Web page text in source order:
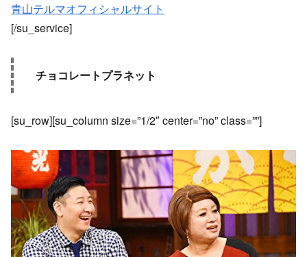
青山テルマオフィシャルサイト
[/su_service]
チョコレートプラネット
[su_row][su_column size=”1/2″ center=”no” class=””]